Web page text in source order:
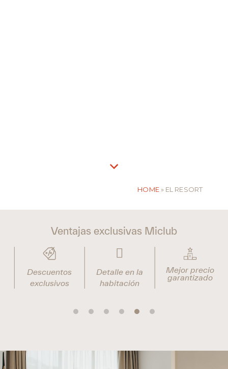
HOME» EL RESORT
Ventajas exclusivas Miclub
Mejor precio
garantizado
Descuentos
exclusivos
Detalle en la
habitación